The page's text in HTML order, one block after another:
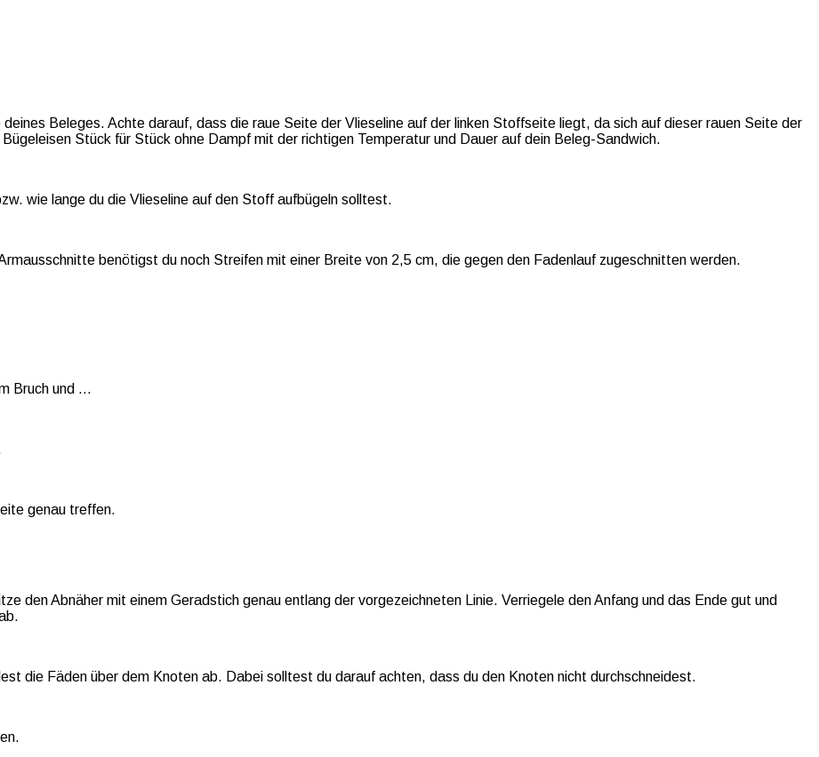
Beleges. Achte darauf, dass die raue Seite der Vlieseline auf der linken Stoffseite liegt, da sich auf dieser rauen Seite der
Stück für Stück ohne Dampf mit der richtigen Temperatur und Dauer auf dein Beleg-Sandwich.
wie lange du die Vlieseline auf den Stoff aufbügeln solltest.
benötigst du noch Streifen mit einer Breite von 2,5 cm, die gegen den Fadenlauf zugeschnitten werden.
Bruch und …
genau treffen.
den Abnäher mit einem Geradstich genau entlang der vorgezeichneten Linie. Verriegele den Anfang und das Ende gut und
die Fäden über dem Knoten ab. Dabei solltest du darauf achten, dass du den Knoten nicht durchschneidest.